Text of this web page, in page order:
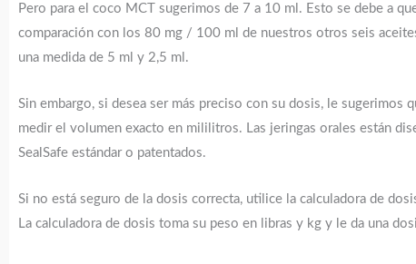
Pero para el coco MCT sugerimos de 7 a 10 ml. Esto se debe a
comparación con los 80 mg / 100 ml de nuestros otros seis
una medida de 5 ml y 2,5 ml.
Sin embargo, si desea ser más preciso con su dosis, le sugerimos
medir el volumen exacto en mililitros. Las jeringas orales están
SealSafe estándar o patentados.
Si no está seguro de la dosis correcta, utilice la calculadora de
La calculadora de dosis toma su peso en libras y kg y le da una